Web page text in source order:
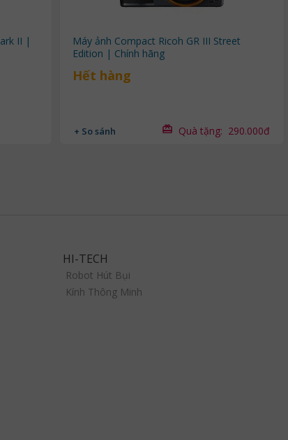
II |
Máy ảnh Compact Ricoh GR III Street
Edition | Chính hãng
Hết hàng
+ So sánh Quà tặng: 290.000đ
HI-TECH
Robot Hút Bụi
Kính Thông Minh